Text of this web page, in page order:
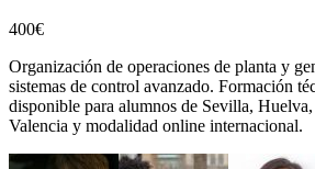
400€
Organización de operaciones de planta y
sistemas de control avanzado. Formación
disponible para alumnos de Sevilla,
Valencia y modalidad online internacional.